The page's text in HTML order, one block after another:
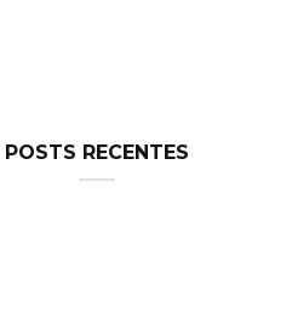
POSTS RECENTES